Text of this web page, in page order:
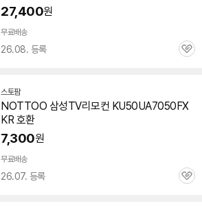
27,400원
무료배송
26.08. 등록
관
스토팜네
버
이
NOTTOO 삼성TV리모컨 KU50UA7050FX
KR 호환
7,300원
무료배송
26.07. 등록
관